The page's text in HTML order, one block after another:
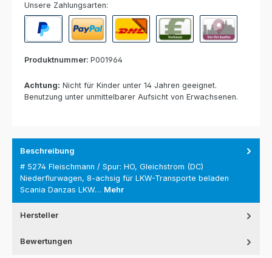
Unsere Zahlungsarten:
Produktnummer: P001964
Achtung: Nicht für Kinder unter 14 Jahren geeignet.
Benutzung unter unmittelbarer Aufsicht von Erwachsenen.
Beschreibung
# 5274 Fleischmann / Spur: HO, Gleichstrom (DC)
Niederflurwagen, 8-achsig für LKW-Transporte beladen
Scania Danzas LKW… Mehr
Hersteller
Bewertungen